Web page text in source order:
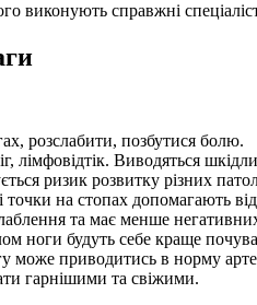
справжні
розслабити, позбутися болю.
лімфовідтік. Виводяться
ризик розвитку різних
на стопах допомагають
та має менше
ноги будуть себе краще
може приводитись в норму
гарнішими та свіжими.